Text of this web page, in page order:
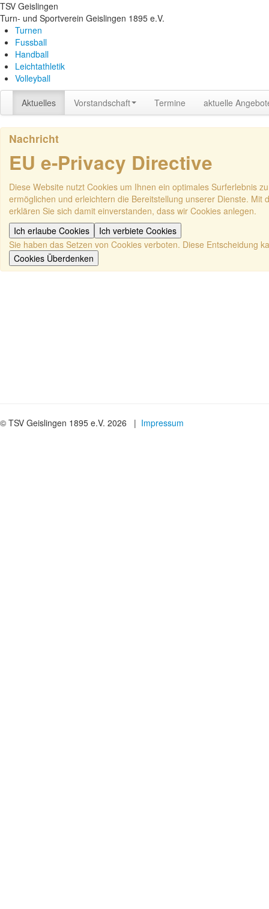
TSV Geislingen
Turn- und Sportverein Geislingen 1895 e.V.
Turnen
Fussball
Handball
Leichtathletik
Volleyball
Aktuelles Vorstandschaft Termine aktuelle
Nachricht
EU e-Privacy Directive
Diese Website nutzt Cookies um Ihnen ein optimales Surferlebnis
ermöglichen und erleichtern die Bereitstellung unserer Dienste. Mit
erklären Sie sich damit einverstanden, dass wir Cookies anlegen.
Ich erlaube Cookies
Ich verbiete Cookies
Sie haben das Setzen von Cookies verboten. Diese Entscheidung
Cookies Überdenken
© TSV Geislingen 1895 e.V. 2026 | Impressum